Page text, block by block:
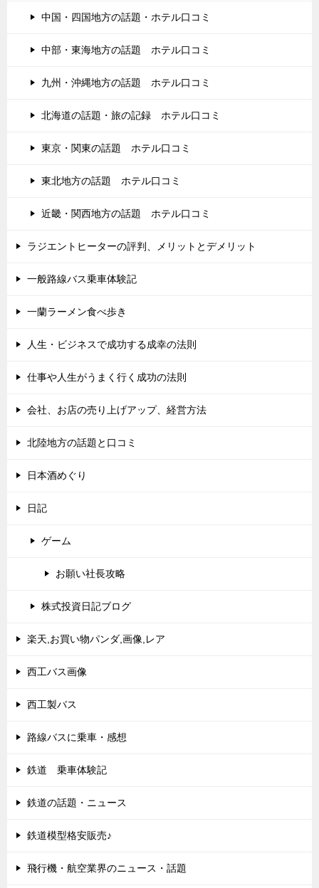
中国・四国地方の話題・ホテル口コミ
中部・東海地方の話題 ホテル口コミ
九州・沖縄地方の話題 ホテル口コミ
北海道の話題・旅の記録 ホテル口コミ
東京・関東の話題 ホテル口コミ
東北地方の話題 ホテル口コミ
近畿・関西地方の話題 ホテル口コミ
ラジエントヒーターの評判、メリットとデメリット
一般路線バス乗車体験記
一蘭ラーメン食べ歩き
人生・ビジネスで成功する成幸の法則
仕事や人生がうまく行く成功の法則
会社、お店の売り上げアップ、経営方法
北陸地方の話題と口コミ
日本酒めぐり
日記
ゲーム
お願い社長攻略
株式投資日記ブログ
楽天,お買い物パンダ,画像,レア
西工バス画像
西工製バス
路線バスに乗車・感想
鉄道 乗車体験記
鉄道の話題・ニュース
鉄道模型格安販売♪
飛行機・航空業界のニュース・話題